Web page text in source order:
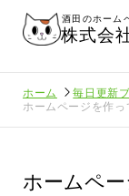
酒田のホーム
株式会
ホーム 毎日更新
ホームページを作
ホームペ